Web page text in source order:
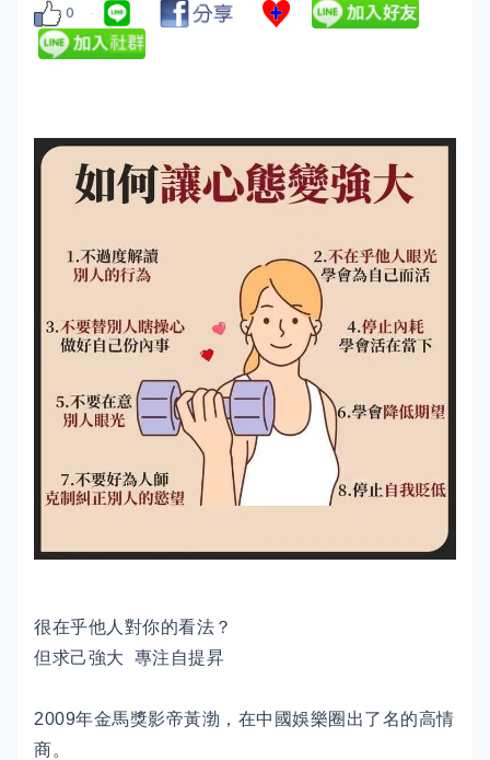
0
很在乎他人對你的看法？
但求己強大 專注自提昇
2009年金馬獎影帝黃渤，在中國娛樂圈出了名的高情
商。